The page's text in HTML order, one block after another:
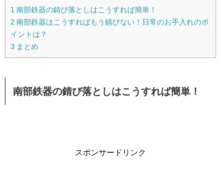
1 南部鉄器の錆び落としはこうすれば簡単！
2 南部鉄器はこうすればもう錆びない！日常のお手入れのポ
イントは？
3 まとめ
南部鉄器の錆び落としはこうすれば簡単！
スポンサードリンク